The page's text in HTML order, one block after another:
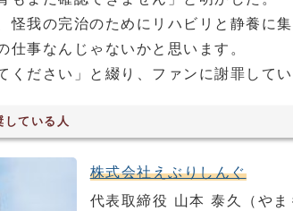
怪我の完治のためにリハビリと静養に
仕事なんじゃないかと思います。
ください」と綴り、ファンに謝罪してい
している人
株式会社えぶりしんぐ
代表取締役 山本 泰久（やま